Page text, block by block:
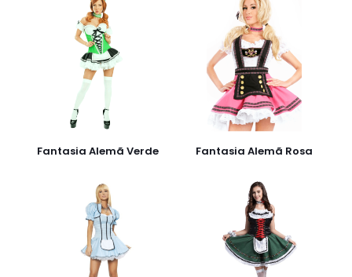
Fantasia Alemã Verde Fantasia Alemã Rosa